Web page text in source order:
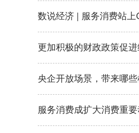
数说经济 | 服务消费站上
更加积极的财政政策促
央企开放场景，带来哪些
服务消费成扩大消费重